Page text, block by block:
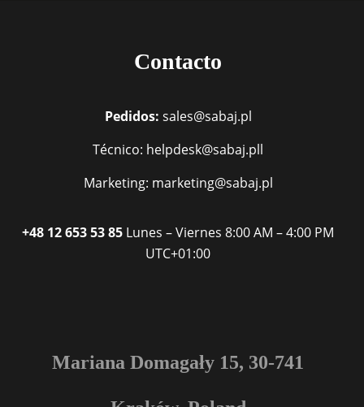
Contacto
Pedidos: sales@sabaj.pl
Técnico: helpdesk@sabaj.pll
Marketing: marketing@sabaj.pl
+48 12 653 53 85 Lunes – Viernes 8:00 AM – 4:00 PM
UTC+01:00
Mariana Domagały 15, 30-741